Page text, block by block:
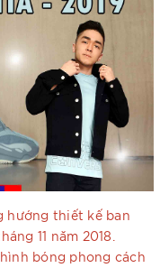
hướng thiết kế ban
11 năm 2018.
bóng phong cách